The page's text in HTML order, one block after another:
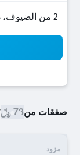
2 من الضيوف، غرفة واحدة
صفقات من78 ﷼
مزود